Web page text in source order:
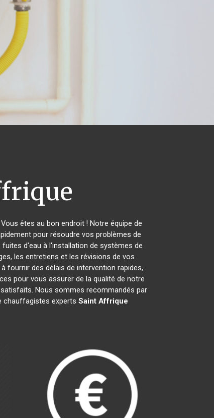
êtes au bon endroit ! Notre équipe de
pour résoudre vos problèmes de
d'eau à l'installation de systèmes de
les entretiens et les révisions de vos
fournir des délais de intervention rapides,
pour vous assurer de la qualité de notre
Nous sommes recommandés par
chauffagistes experts Saint Affrique